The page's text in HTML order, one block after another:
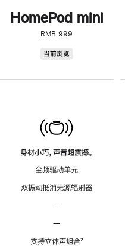
HomePod mini
RMB 999
当前浏览
身材小巧，声音超震撼。
全频驱动单元
双振动抵消无源辐射器
—
—
支持立体声组合脚
²